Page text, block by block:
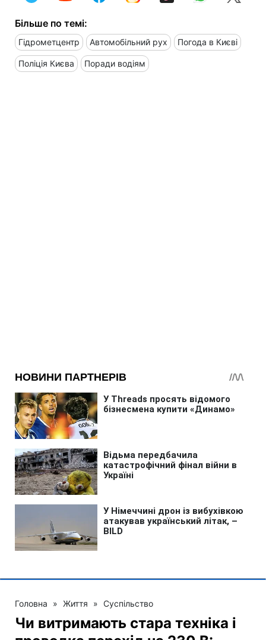
Більше по темі:
Гідрометцентр Автомобільний рух Погода в Києві
Поліція Києва Поради водіям
Головна » Життя » Суспільство
Чи витримають стара техніка і